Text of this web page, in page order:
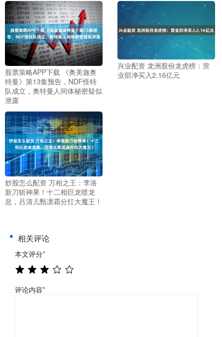
股票策略APP下载 《奥美迦奥
特曼》第13集预告，NDF怪特
队成立，奥特曼人间体秘密疑似
泄露
兴业配资 龙洲股份龙虎榜：营
业部净买入2.16亿元
炒股怎么配资 万相之王：李洛
新刀斩神果！十二相巨龙喷龙
息，吕清儿甄凛霜分扛大魔王！
相关评论
本文评分*
评论内容*